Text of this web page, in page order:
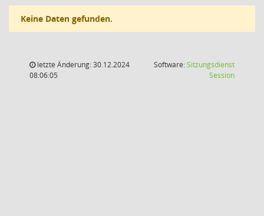
Keine Daten gefunden.
letzte Änderung: 30.12.2024
08:06:05
Software:Sitzungsdienst
Session(Wird in